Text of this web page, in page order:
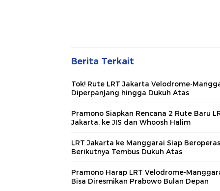
Berita Terkait
Tok! Rute LRT Jakarta Velodrome-
Diperpanjang hingga Dukuh Atas
Pramono Siapkan Rencana 2 Rute Baru
Jakarta, ke JIS dan Whoosh Halim
LRT Jakarta ke Manggarai Siap
Berikutnya Tembus Dukuh Atas
Pramono Harap LRT Velodrome-
Bisa Diresmikan Prabowo Bulan Depan